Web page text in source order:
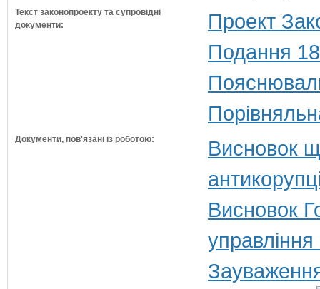
Текст законопроекту та супровідні
документи:
Проект
Подання
Документи, пов'язані із роботою:
Висновок
Висновок